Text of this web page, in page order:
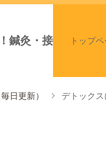
トップ
日更新） デトック